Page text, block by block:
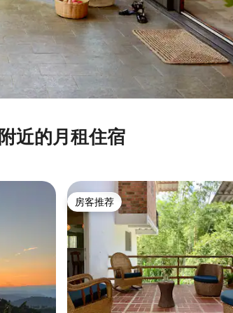
附近的月租住宿
房客推荐
房客推荐